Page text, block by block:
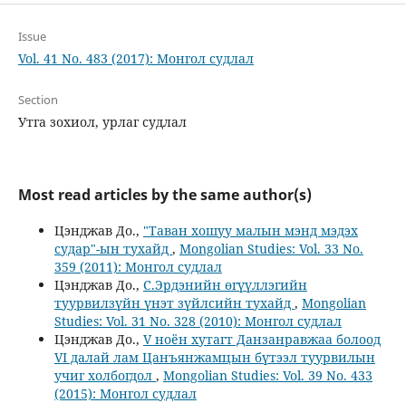
Issue
Vol. 41 No. 483 (2017): Монгол судлал
Section
Утга зохиол, урлаг судлал
Most read articles by the same author(s)
Цэнджав До., "Таван хошуу малын мэнд мэдэх
судар"-ын тухайд , Mongolian Studies: Vol. 33 No.
359 (2011): Монгол судлал
Цэнджав До., С.Эрдэнийн өгүүллэгийн
туурвилзүйн үнэт зүйлсийн тухайд , Mongolian
Studies: Vol. 31 No. 328 (2010): Монгол судлал
Цэнджав До., V ноён хутагт Данзанравжаа болоод
VI далай лам Цанъянжамцын бүтээл туурвилын
учиг холбогдол , Mongolian Studies: Vol. 39 No. 433
(2015): Монгол судлал